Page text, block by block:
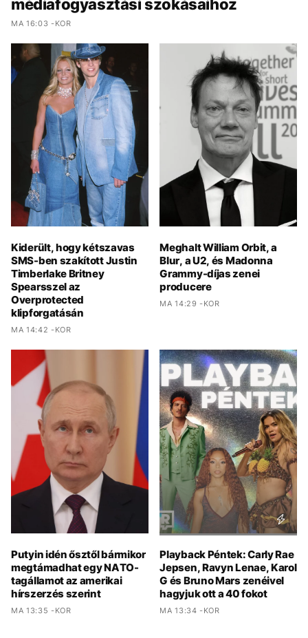
médiafogyasztási szokásaihoz
MA 16:03 -KOR
Kiderült, hogy kétszavas
SMS-ben szakított Justin
Timberlake Britney
Spearsszel az
Overprotected
klipforgatásán
MA 14:42 -KOR
Meghalt William Orbit, a
Blur, a U2, és Madonna
Grammy-díjas zenei
producere
MA 14:29 -KOR
Putyin idén ősztől bármikor
megtámadhat egy NATO-
tagállamot az amerikai
hírszerzés szerint
MA 13:35 -KOR
Playback Péntek: Carly Rae
Jepsen, Ravyn Lenae, Karol
G és Bruno Mars zenéivel
hagyjuk ott a 40 fokot
MA 13:34 -KOR